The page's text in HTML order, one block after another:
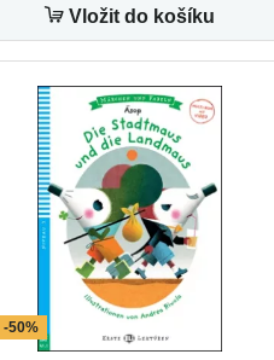
Vložit do košíku
-50%